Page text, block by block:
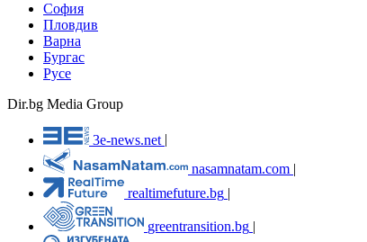
София
Пловдив
Варна
Бургас
Русе
Dir.bg Media Group
3e-news.net
nasamnatam.com |
realtimefuture.bg |
greentransition.bg |